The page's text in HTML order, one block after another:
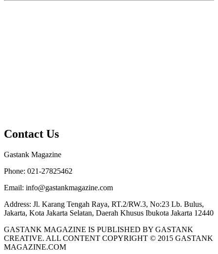
Contact Us
Gastank Magazine
Phone: 021-27825462
Email: info@gastankmagazine.com
Address: Jl. Karang Tengah Raya, RT.2/RW.3, No:23 Lb. Bulus,
Jakarta, Kota Jakarta Selatan, Daerah Khusus Ibukota Jakarta 12440
GASTANK MAGAZINE IS PUBLISHED BY GASTANK
CREATIVE. ALL CONTENT COPYRIGHT © 2015 GASTANK
MAGAZINE.COM